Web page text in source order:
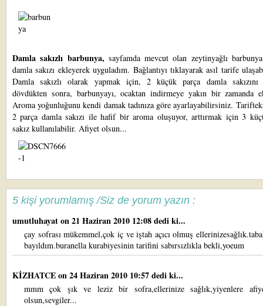
Damla sakızlı barbunya, sayfamda mevcut olan zeytinyağlı
damla sakızı ekleyerek uyguladım. Bağlantıyı tıklayarak asıl tarife
Damla sakızlı olarak yapmak için, 2 küçük parça damla sakızını
dövdükten sonra, barbunyayı, ocaktan indirmeye yakın bir zamanda
Aroma yoğunluğunu kendi damak tadınıza göre ayarlayabilirsiniz.
2 parça damla sakızı ile hafif bir aroma oluşuyor, arttırmak için 3
sakız kullanılabilir. Afiyet olsun...
5 kişi yorumlamış /Siz de yorum yazın :
umutluhayaton 21 Haziran 2010 12:08 dedi ki...
çay sofrası mükemmel,çok iç ve iştah açıcı olmuş
bayıldım.buranella kurabiyesinin tarifini sabırsızlıkla bekli,yoeum
KİZHATCEon 24 Haziran 2010 10:57 dedi ki...
mmm çok şık ve leziz bir sofra,ellerinize sağlık,yiyenlere
olsun,sevgiler...